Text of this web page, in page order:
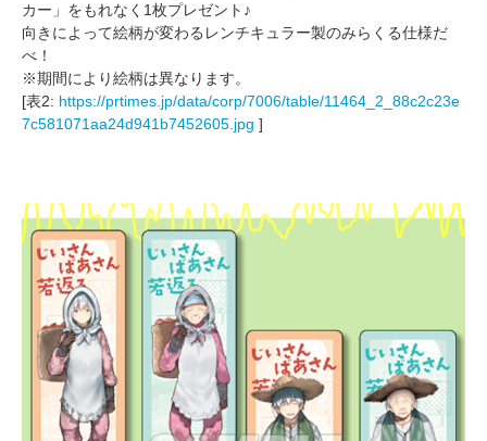
カー」をもれなく1枚プレゼント♪
向きによって絵柄が変わるレンチキュラー製のみらくる仕様だ
べ！
※期間により絵柄は異なります。
[表2: https://prtimes.jp/data/corp/7006/table/11464_2_88c2c23e
7c581071aa24d941b7452605.jpg ]